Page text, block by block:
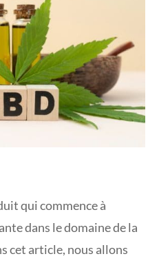
qui commence à
dans le domaine de la
cet article, nous allons